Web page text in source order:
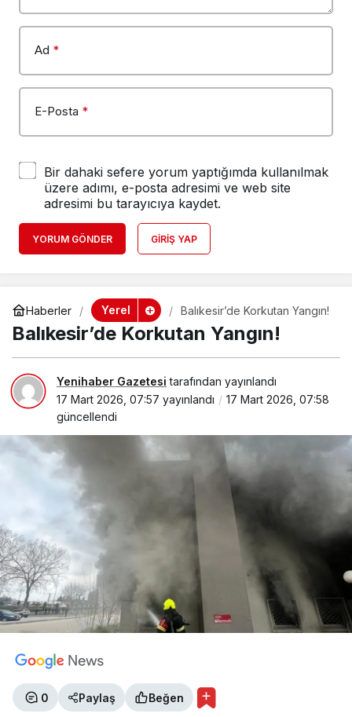
Ad *
E-Posta *
Bir dahaki sefere yorum yaptığımda kullanılmak
üzere adımı, e-posta adresimi ve web site
adresimi bu tarayıcıya kaydet.
YORUM GÖNDER GIRIŞ YAP
Haberler Yerel Balıkesir’de Korkutan Yangın!
Balıkesir’de Korkutan Yangın!
Yenihaber Gazetesi tarafından yayınlandı
17 Mart 2026, 07:57 yayınlandı
17 Mart 2026, 07:58
güncellendi
0 Paylaş Beğen